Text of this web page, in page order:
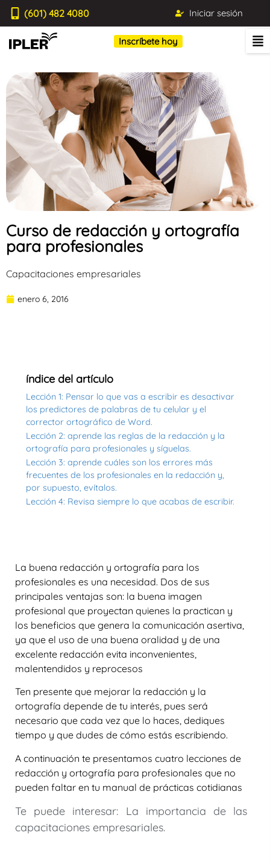
(601) 482 4080 Iniciar sesión
Inscríbete hoy
Curso de redacción y ortografía
para profesionales
Capacitaciones empresariales
enero 6, 2016
índice del artículo
Lección 1: Pensar lo que vas a escribir es desactivar
los predictores de palabras de tu celular y el
corrector ortográfico de Word.
Lección 2: aprende las reglas de la redacción y la
ortografía para profesionales y síguelas.
Lección 3: aprende cuáles son los errores más
frecuentes de los profesionales en la redacción y,
por supuesto, evítalos.
Lección 4: Revisa siempre lo que acabas de escribir.
La buena redacción y ortografía para los
profesionales es una necesidad. Dos de sus
principales ventajas son: la buena imagen
profesional que proyectan quienes la practican y
los beneficios que genera la comunicación asertiva,
ya que el uso de una buena oralidad y de una
excelente redacción evita inconvenientes,
malentendidos y reprocesos
Ten presente que mejorar la redacción y la
ortografía depende de tu interés, pues será
necesario que cada vez que lo haces, dediques
tiempo y que dudes de cómo estás escribiendo.
A continuación te presentamos cuatro lecciones de
redacción y ortografía para profesionales que no
pueden faltar en tu manual de prácticas cotidianas
Te puede interesar: La importancia de las
capacitaciones empresariales.